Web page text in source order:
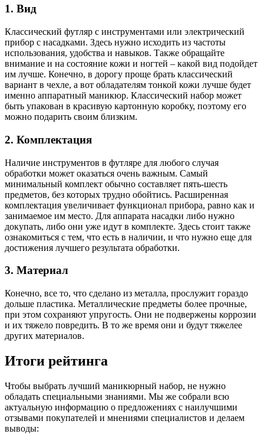
1. Вид
Классический футляр с инструментами или электрический
прибор с насадками. Здесь нужно исходить из частоты
использования, удобства и навыков. Также обращайте
внимание и на состояние кожи и ногтей – какой вид подойдет
им лучше. Конечно, в дорогу проще брать классический
вариант в чехле, а вот обладателям тонкой кожи лучше будет
именно аппаратный маникюр. Классический набор может
быть упакован в красивую картонную коробку, поэтому его
можно подарить своим близким.
2. Комплектация
Наличие инструментов в футляре для любого случая
обработки может оказаться очень важным. Самый
минимальный комплект обычно составляет пять-шесть
предметов, без которых трудно обойтись. Расширенная
комплектация увеличивает функционал прибора, равно как и
занимаемое им место. Для аппарата насадки либо нужно
докупать, либо они уже идут в комплекте. Здесь стоит также
ознакомиться с тем, что есть в наличии, и что нужно еще для
достижения лучшего результата обработки.
3. Материал
Конечно, все то, что сделано из металла, прослужит гораздо
дольше пластика. Металлические предметы более прочные,
при этом сохраняют упругость. Они не подвержены коррозии
и их тяжело повредить. В то же время они и будут тяжелее
других материалов.
Итоги рейтинга
Чтобы выбрать лучший маникюрный набор, не нужно
обладать специальными знаниями. Мы же собрали всю
актуальную информацию о предложениях с наилучшими
отзывами покупателей и мнениями специалистов и делаем
выводы: